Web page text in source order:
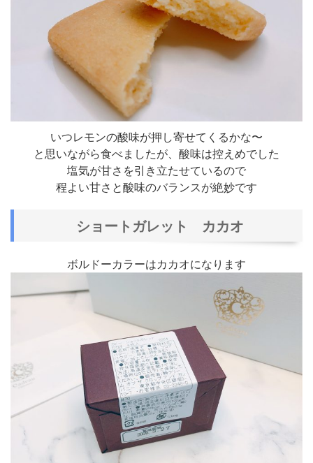
いつレモンの酸味が押し寄せてくるかな〜
と思いながら食べましたが、酸味は控えめでした
塩気が甘さを引き立たせているので
程よい甘さと酸味のバランスが絶妙です
ショートガレット カカオ
ボルドーカラーはカカオになります